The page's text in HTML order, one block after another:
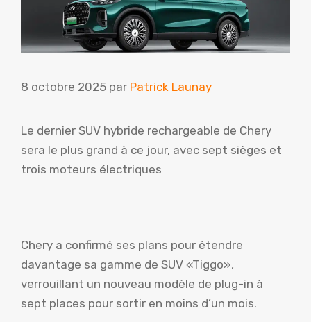
8 octobre 2025 par Patrick Launay
Le dernier SUV hybride rechargeable de Chery
sera le plus grand à ce jour, avec sept sièges et
trois moteurs électriques
Chery a confirmé ses plans pour étendre
davantage sa gamme de SUV «Tiggo»,
verrouillant un nouveau modèle de plug-in à
sept places pour sortir en moins d’un mois.